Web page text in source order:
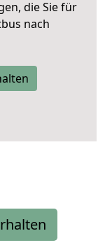
die Sie für
nach